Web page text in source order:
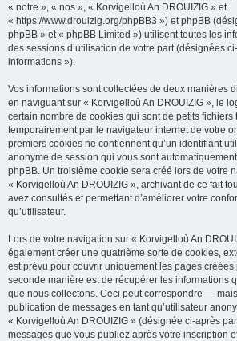
« notre », « nos », « Korvigelloù An DROUIZIG » et
« https://www.drouizig.org/phpBB3 ») et phpBB
phpBB » et « phpBB Limited ») utilisent toutes les
des sessions d’utilisation de votre part (désignées
informations »).
Vos informations sont collectées de deux manières
en naviguant sur « Korvigelloù An DROUIZIG », le
certain nombre de cookies qui sont de petits fichiers
temporairement par le navigateur internet de votre
premiers cookies ne contiennent qu’un identifiant
anonyme de session qui vous sont
phpBB. Un troisième cookie sera créé lors de votre
« Korvigelloù An DROUIZIG », archivant de ce fait
avez consultés et permettant d’améliorer votre
qu’utilisateur.
Lors de votre navigation sur « Korvigelloù An
également créer une quatrième sorte de cookies,
est prévu pour couvrir uniquement les pages
seconde manière est de récupérer les informations
que nous collectons. Ceci peut correspondre —
publication de messages en tant qu’utilisateur
« Korvigelloù An DROUIZIG » (désignée ci-après
messages que vous publiez après votre inscription